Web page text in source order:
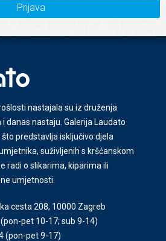
Prijava
nastajala su iz druženja
danas nastaju. Galerija Laudato
predstavlja isključivo djela
suživljenih s kršćanskom
radi o slikarima, kiparima ili
umjetnosti.
cesta 208, 10000 Zagreb
(pon-pet 10-17; sub 9-14)
(pon-pet 9-17)